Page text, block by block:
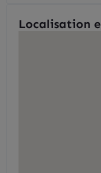
Localisation